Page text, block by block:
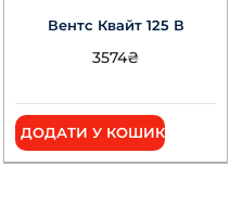
Вентс Квайт 125 В
3574₴
ДОДАТИ У КОШИК